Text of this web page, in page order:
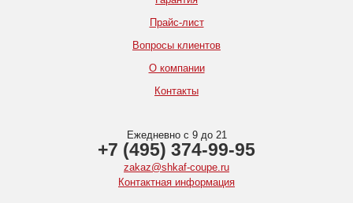
Прайс-лист
Вопросы клиентов
О компании
Контакты
Ежедневно с 9 до 21
+7 (495) 374-99-95
zakaz@shkaf-coupe.ru
Контактная информация